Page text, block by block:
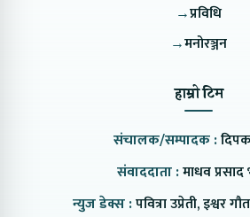
→प्रविधि
→मनोरञ्जन
हाम्रो टिम
संचालक/सम्पादक :
संवाददाता :माधव प्रसाद
न्युज डेक्स :पवित्रा उप्रेती, इश्वर